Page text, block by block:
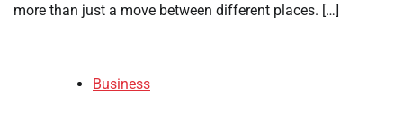
more than just a move between different places. […]
Business